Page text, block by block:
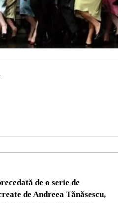
de o serie de
de Andreea Tănăsescu,